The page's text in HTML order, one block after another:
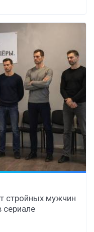
стройных мужчин
сериале